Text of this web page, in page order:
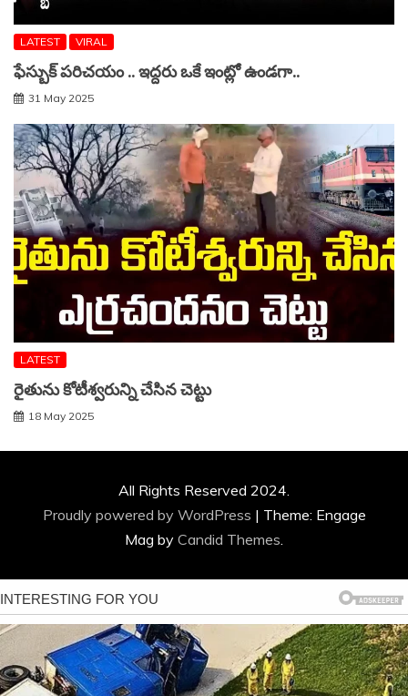
LATEST VIRAL
ఫేస్బుక్ పరిచయం .. ఇద్దరు ఒకే ఇంట్లో ఉండగా..
31 May 2025
LATEST
రైతును కోటీశ్వరున్ని చేసిన చెట్టు
18 May 2025
All Rights Reserved 2024.
Proudly powered by WordPress | Theme: Engage
Mag by Candid Themes.